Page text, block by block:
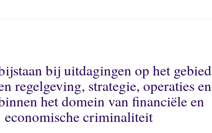
bij uitdagingen op het gebied
regelgeving, strategie, operaties en
het domein van financiële en
economische criminaliteit